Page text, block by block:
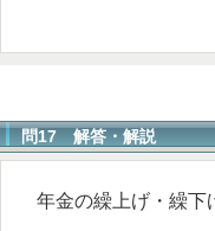
問17 解答・解説
年金の繰上げ・繰下